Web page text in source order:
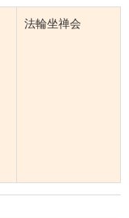
法輪坐禅会